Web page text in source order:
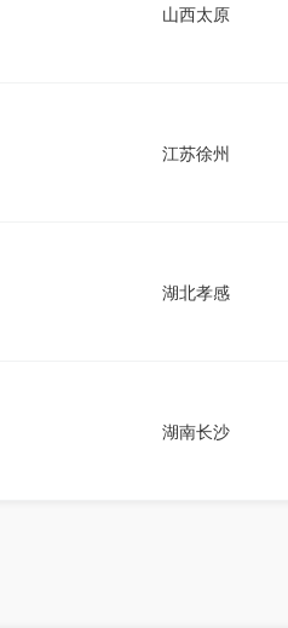
山西太原
江苏徐州
湖北孝感
湖南长沙